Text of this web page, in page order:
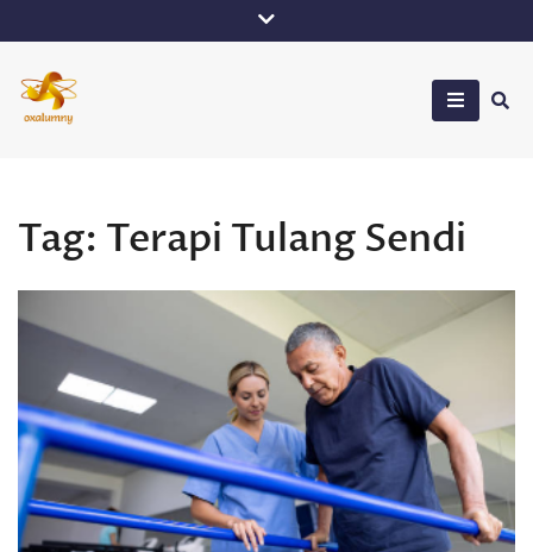
to
content
Tag: Terapi Tulang Sendi